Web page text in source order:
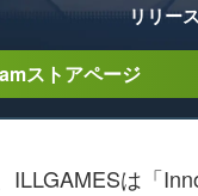
リリー
ストアページ
ILLGAMESは「